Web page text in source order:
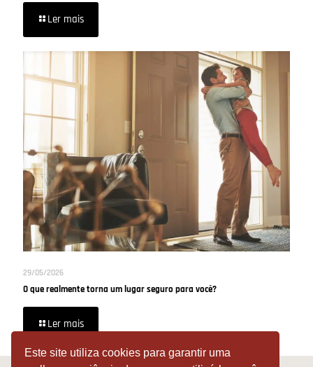
Ler mais
29/05/2026
O que realmente torna um lugar seguro para você?
Ler mais
Este site utiliza cookies para garantir uma